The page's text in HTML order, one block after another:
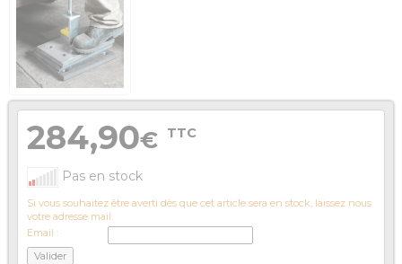
284,90€ TTC
Pas en stock
Si vous souhaitez être averti dès que cet article sera en stock, laissez nous
votre adresse mail.
Email :